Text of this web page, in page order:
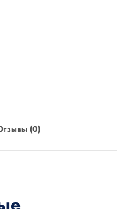
(0)